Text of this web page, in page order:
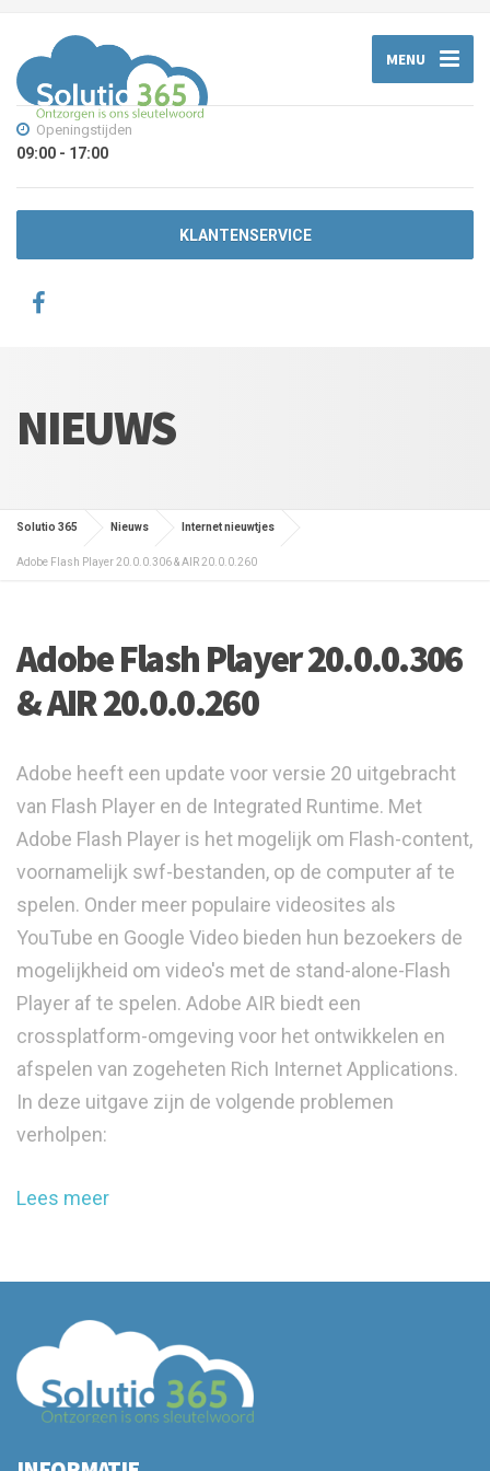
MENU
Openingstijden
09:00 - 17:00
KLANTENSERVICE
NIEUWS
Solutio 365 Nieuws Internet nieuwtjes
Adobe Flash Player 20.0.0.306 & AIR 20.0.0.260
Adobe Flash Player 20.0.0.306
& AIR 20.0.0.260
Adobe heeft een update voor versie 20 uitgebracht
van Flash Player en de Integrated Runtime. Met
Adobe Flash Player is het mogelijk om Flash-content,
voornamelijk swf-bestanden, op de computer af te
spelen. Onder meer populaire videosites als
YouTube en Google Video bieden hun bezoekers de
mogelijkheid om video's met de stand-alone-Flash
Player af te spelen. Adobe AIR biedt een
crossplatform-omgeving voor het ontwikkelen en
afspelen van zogeheten Rich Internet Applications.
In deze uitgave zijn de volgende problemen
verholpen:
Lees meer